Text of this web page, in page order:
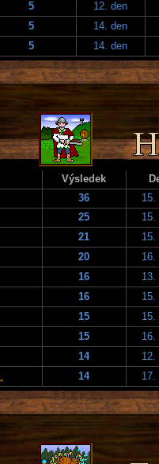
5
12. den
5
14. den
5 14. den
Výsledek
36
15.
25
15.
21
15.
20
16.
16
13.
16
15.
15
15.
15
16.
14
12.
14 17.